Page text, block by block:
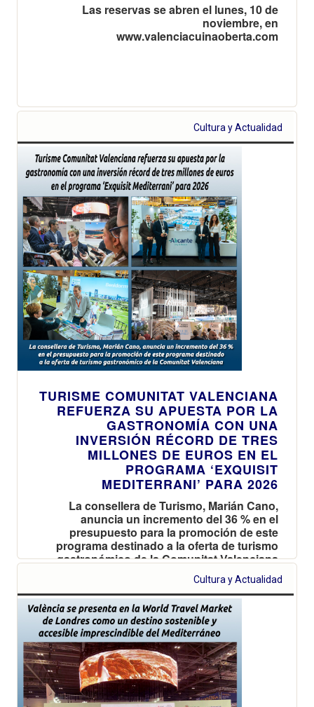
Las reservas se abren el lunes, 10 de
noviembre, en
www.valenciacuinaoberta.com
Cultura y Actualidad
TURISME COMUNITAT VALENCIANA
REFUERZA SU APUESTA POR LA
GASTRONOMÍA CON UNA
INVERSIÓN RÉCORD DE TRES
MILLONES DE EUROS EN EL
PROGRAMA ‘EXQUISIT
MEDITERRANI’ PARA 2026
La consellera de Turismo, Marián Cano,
anuncia un incremento del 36 % en el
presupuesto para la promoción de este
programa destinado a la oferta de turismo
gastronómico de la Comunitat Valenciana
Cultura y Actualidad